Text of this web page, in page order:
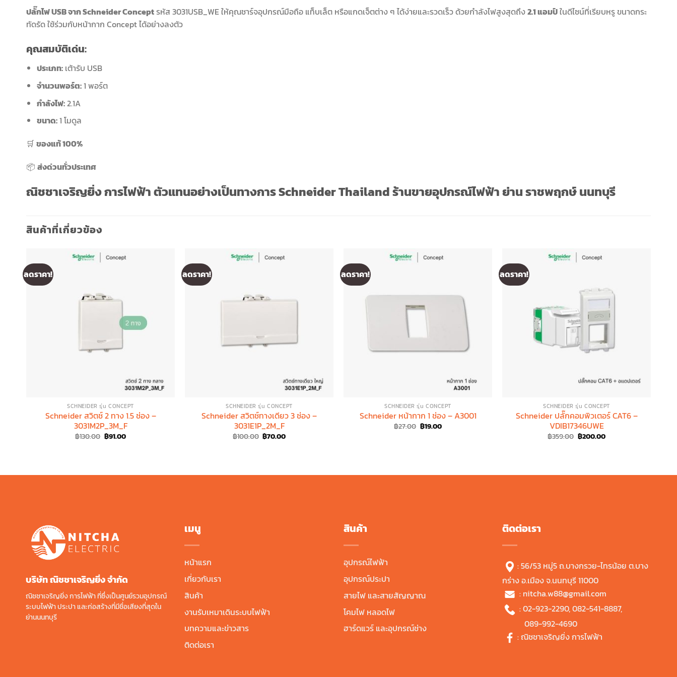
ปลั๊กไฟ USB จาก Schneider Conceptรหัส 3031USB_WE ให้คุณชาร์จอุปกรณ์มือถือ แท็บเล็ต หรือแกดเจ็ตต่าง ๆ ได้ง่ายและรวดเร็ว ด้วยกำลังไฟสูงสุดถึง2.1 แอมป์ในดีไซน์ที่เรียบหรู ขนาดกระ
ทัดรัด ใช้ร่วมกับหน้ากาก Concept ได้อย่างลงตัว
คุณสมบัติเด่น:
ประเภท:เต้ารับ USB
จำนวนพอร์ต:1 พอร์ต
กำลังไฟ:2.1A
ขนาด:1 โมดูล
🛒 ของแท้ 100%
📦 ส่งด่วนทั่วประเทศ
ณิชชาเจริญยิ่ง การไฟฟ้า ตัวแทนอย่างเป็นทางการ Schneider Thailand ร้านขายอุปกรณ์ไฟฟ้า ย่าน ราชพฤกษ์ นนทบุรี
สินค้าที่เกี่ยวข้อง
ลดราคา!
SCHNEIDER รุ่น CONCEPT
Schneider สวิตช์ 2 ทาง 1.5 ช่อง –
3031M2P_3M_F
฿130.00 Original
price
฿91.00Current
ลดราคา!
SCHNEIDER รุ่น CONCEPT
Schneider สวิตช์ทางเดียว 3 ช่อง –
3031E1P_2M_F
฿100.00 Original
price
฿70.00Current
ลดราคา!
SCHNEIDER รุ่น CONCEPT
Schneider หน้ากาก 1 ช่อง – A3001
฿27.00 Original
price
฿19.00Current
ลดราคา!
SCHNEIDER รุ่น CONCEPT
Schneider ปลั๊กคอมพิวเตอร์ CAT6 –
VDIB17346UWE
฿359.00 Original
price
฿200.00Current
บริษัท ณิชชาเจริญยิ่ง จํากัด
ณิชชาเจริญยิ่ง การไฟฟ้า ที่ซึ่งเป็นศูนย์รวมอุปกรณ์
ระบบไฟฟ้า ประปา และก่อสร้างที่มีชื่อเสียงที่สุดใน
ย่านนนทบุรี
เมนู
หน้าแรก
เกี่ยวกับเรา
สินค้า
งานรับเหมาเดินระบบไฟฟ้า
บทความและข่าวสาร
ติดต่อเรา
สินค้า
อุปกรณ์ไฟฟ้า
อุปกรณ์ประปา
สายไฟ และสายสัญญาณ
โคมไฟ หลอดไฟ
ฮาร์ดแวร์ และอุปกรณ์ช่าง
ติดต่อเรา
: 56/53 หมู่5 ถ.บางกรวย-ไทรน้อย ต.บาง
กร่าง อ.เมือง จ.นนทบุรี 11000
: nitcha.w88@gmail.com
:02-923-2290,082-541-8887,
089-992-4690
:ณิชชาเจริญยิ่ง การไฟฟ้า